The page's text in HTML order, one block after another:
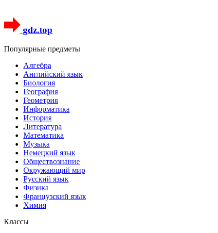
gdz.top
Популярные предметы
Алгебра
Английский язык
Биология
География
Геометрия
Информатика
История
Литература
Математика
Музыка
Немецкий язык
Обществознание
Окружающий мир
Русский язык
Физика
Французский язык
Химия
Классы